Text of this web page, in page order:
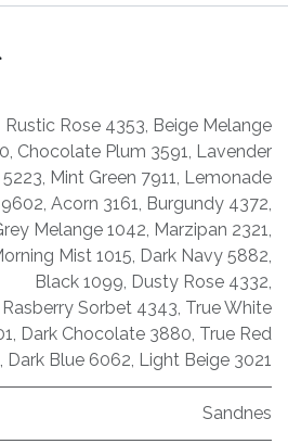
Rustic Rose 4353 Beige Melange
Chocolate Plum 3591 Lavender
5223 Mint Green 7911 Lemonade
9602 Acorn 3161 Burgundy 4372
Melange 1042 Marzipan 2321
Mist 1015 Dark Navy 5882
Black 1099 Dusty Rose 4332
Rasberry Sorbet 4343 True White
Dark Chocolate 3880 True Red
Dark Blue 6062 Light Beige 3021
Sandnes